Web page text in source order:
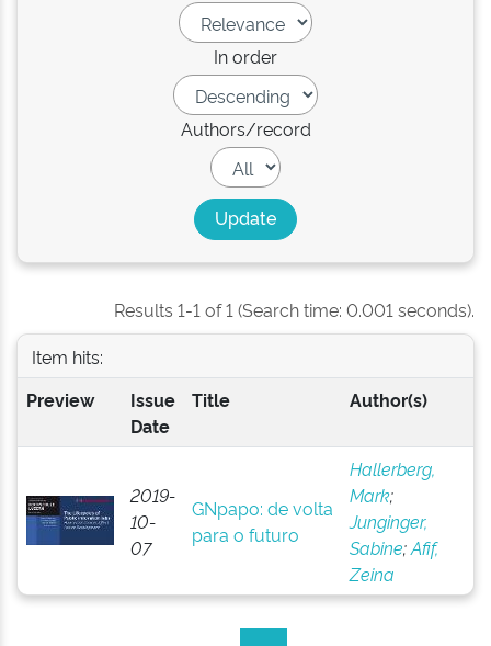
In order
Authors/record
Results 1-1 of 1 (Search time: 0.001 seconds).
Item hits:
Preview
Issue
Date
Title Author(s)
2019-
10-
07
GNpapo: de volta
para o futuro
Hallerberg,
Mark;
Junginger,
Sabine;Afif,
Zeina